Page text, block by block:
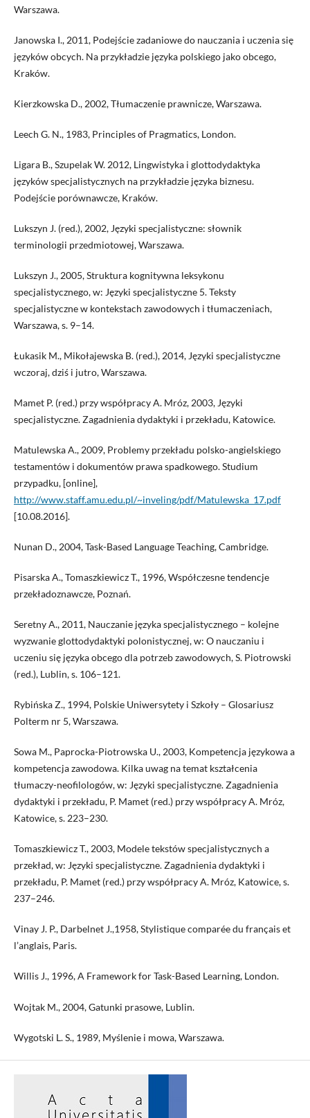
Warszawa.
Janowska I., 2011, Podejście zadaniowe do nauczania i uczenia się
języków obcych. Na przykładzie języka polskiego jako obcego,
Kraków.
Kierzkowska D., 2002, Tłumaczenie prawnicze, Warszawa.
Leech G. N., 1983, Principles of Pragmatics, London.
Ligara B., Szupelak W. 2012, Lingwistyka i glottodydaktyka
języków specjalistycznych na przykładzie języka biznesu.
Podejście porównawcze, Kraków.
Lukszyn J. (red.), 2002, Języki specjalistyczne: słownik
terminologii przedmiotowej, Warszawa.
Lukszyn J., 2005, Struktura kognitywna leksykonu
specjalistycznego, w: Języki specjalistyczne 5. Teksty
specjalistyczne w kontekstach zawodowych i tłumaczeniach,
Warszawa, s. 9–14.
Łukasik M., Mikołajewska B. (red.), 2014, Języki specjalistyczne
wczoraj, dziś i jutro, Warszawa.
Mamet P. (red.) przy współpracy A. Mróz, 2003, Języki
specjalistyczne. Zagadnienia dydaktyki i przekładu, Katowice.
Matulewska A., 2009, Problemy przekładu polsko-angielskiego
testamentów i dokumentów prawa spadkowego. Studium
przypadku, [online],
http://www.staff.amu.edu.pl/~inveling/pdf/Matulewska_17.pdf
[10.08.2016].
Nunan D., 2004, Task-Based Language Teaching, Cambridge.
Pisarska A., Tomaszkiewicz T., 1996, Współczesne tendencje
przekładoznawcze, Poznań.
Seretny A., 2011, Nauczanie języka specjalistycznego – kolejne
wyzwanie glottodydaktyki polonistycznej, w: O nauczaniu i
uczeniu się języka obcego dla potrzeb zawodowych, S. Piotrowski
(red.), Lublin, s. 106–121.
Rybińska Z., 1994, Polskie Uniwersytety i Szkoły – Glosariusz
Polterm nr 5, Warszawa.
Sowa M., Paprocka-Piotrowska U., 2003, Kompetencja językowa a
kompetencja zawodowa. Kilka uwag na temat kształcenia
tłumaczy-neofilologów, w: Języki specjalistyczne. Zagadnienia
dydaktyki i przekładu, P. Mamet (red.) przy współpracy A. Mróz,
Katowice, s. 223–230.
Tomaszkiewicz T., 2003, Modele tekstów specjalistycznych a
przekład, w: Języki specjalistyczne. Zagadnienia dydaktyki i
przekładu, P. Mamet (red.) przy współpracy A. Mróz, Katowice, s.
237–246.
Vinay J. P., Darbelnet J.,1958, Stylistique comparée du français et
l’anglais, Paris.
Willis J., 1996, A Framework for Task-Based Learning, London.
Wojtak M., 2004, Gatunki prasowe, Lublin.
Wygotski L. S., 1989, Myślenie i mowa, Warszawa.